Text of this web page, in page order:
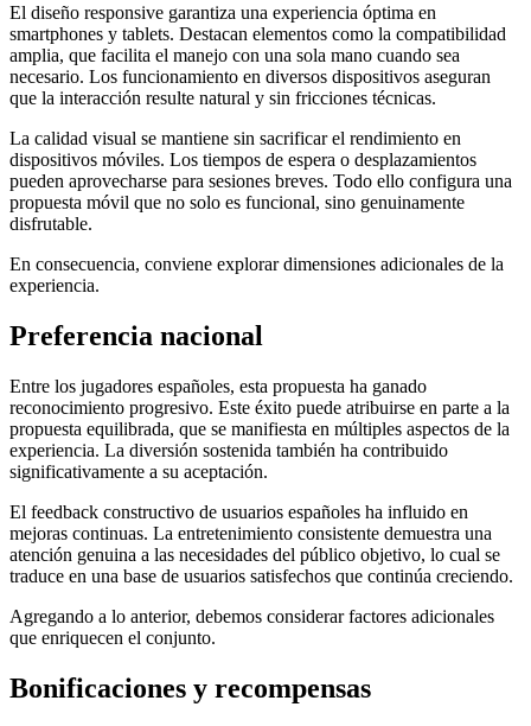
El diseño responsive garantiza una experiencia óptima en
smartphones y tablets. Destacan elementos como la compatibilidad
amplia, que facilita el manejo con una sola mano cuando sea
necesario. Los funcionamiento en diversos dispositivos aseguran
que la interacción resulte natural y sin fricciones técnicas.
La calidad visual se mantiene sin sacrificar el rendimiento en
dispositivos móviles. Los tiempos de espera o desplazamientos
pueden aprovecharse para sesiones breves. Todo ello configura una
propuesta móvil que no solo es funcional, sino genuinamente
disfrutable.
En consecuencia, conviene explorar dimensiones adicionales de la
experiencia.
Preferencia nacional
Entre los jugadores españoles, esta propuesta ha ganado
reconocimiento progresivo. Este éxito puede atribuirse en parte a la
propuesta equilibrada, que se manifiesta en múltiples aspectos de la
experiencia. La diversión sostenida también ha contribuido
significativamente a su aceptación.
El feedback constructivo de usuarios españoles ha influido en
mejoras continuas. La entretenimiento consistente demuestra una
atención genuina a las necesidades del público objetivo, lo cual se
traduce en una base de usuarios satisfechos que continúa creciendo.
Agregando a lo anterior, debemos considerar factores adicionales
que enriquecen el conjunto.
Bonificaciones y recompensas